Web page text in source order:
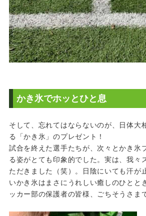
かき氷でホッとひと息
そして、忘れてはならないのが、日体大
る「かき氷」のプレゼント！
試合を終えた選手たちが、次々とかき氷
る姿がとても印象的でした。実は、我々
ただきました（笑）。日陰にいても汗が
いかき氷はまさにうれしい癒しのひとと
ッカー部の保護者の皆様、ごちそうさま